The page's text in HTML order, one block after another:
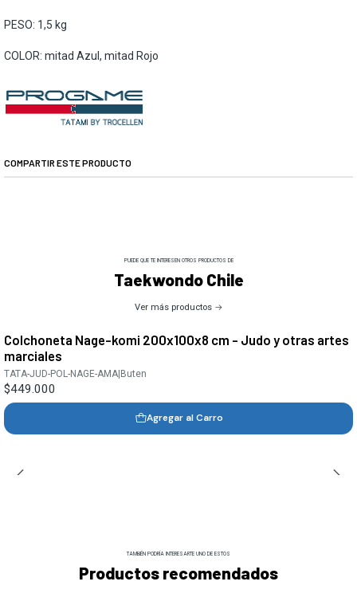
PESO: 1,5 kg
COLOR: mitad Azul, mitad Rojo
COMPARTIR ESTE PRODUCTO
PUEDE QUE TE INTERESEN OTROS PRODUCTOS DE
Taekwondo Chile
Ver más productos
Colchoneta Nage-komi 200x100x8 cm - Judo y otras artes
marciales
TATA-JUD-POL-NAGE-AMA|Buten
$449.000
Agregar al Carro
TAMBIÉN PODRÍA INTERESARTE UNO DE ESTOS
Productos recomendados